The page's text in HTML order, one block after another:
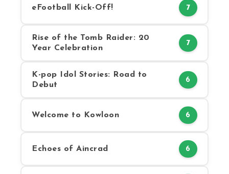
eFootball Kick-Off! 7
Rise of the Tomb Raider: 20
Year Celebration
7
K-pop Idol Stories: Road to
Debut
6
Welcome to Kowloon 6
Echoes of Aincrad 6